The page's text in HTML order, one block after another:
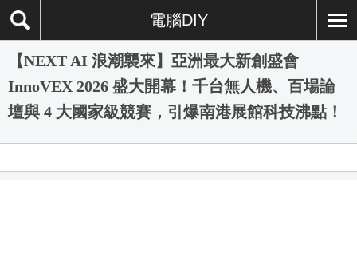
電腦DIY
【NEXT AI 浪潮襲來】亞洲最大新創盛會
InnoVEX 2026 盛大開幕！千台無人機、百場論
壇與 4 大國家級競賽，引爆南港展館科技沸點！